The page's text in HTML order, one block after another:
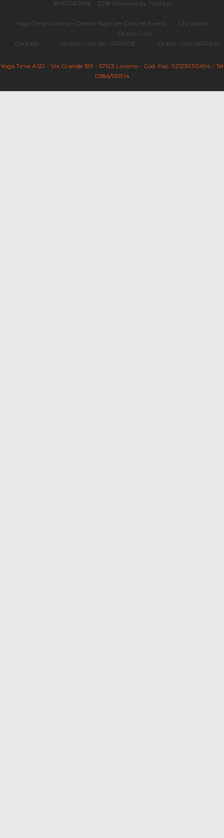
©YOGATIME - 2018 Powered by TurApp
Yoga Time Livorno – Centro Yoga per Corsi ed Eventi Chi Siamo
Contatti
Orario Corsi
Orario Corsi VIA GRANDE
Orario Corsi MARILIA
Yoga Time ASD - Via Grande 189 - 57123 Livorno - Cod. Fisc. 92123930494 - Tel
0586/951914